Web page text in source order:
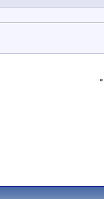
«